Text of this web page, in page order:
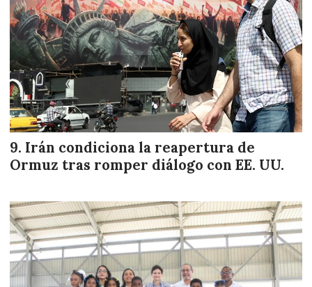
Irán condiciona la reapertura de
Ormuz tras romper diálogo con EE. UU.